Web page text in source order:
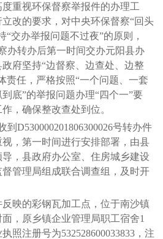
视环保督察举报件的办理工
改的要求，对中央环保督察“回头
“交办举报问题不过夜”的原则，
办转办后第一时间交办元阳县办
府坚持“边督察、边查处、边整
责任，严格按照“一个问题、一套
底”的举报问题办理“四个一”要
，确保整改查处到位。
D530000201806300026号转办件
，第一时间进行安排部署，由县
，县政府办公室、住房城乡建设
管理局组成联合调查组，及时开
的彩钢瓦加工点，位于南沙镇
，原乡镇企业管理局职工宿舍1
照注册号为532528600033833，注